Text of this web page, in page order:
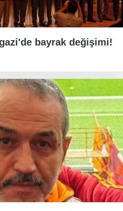
bayrak değişimi!